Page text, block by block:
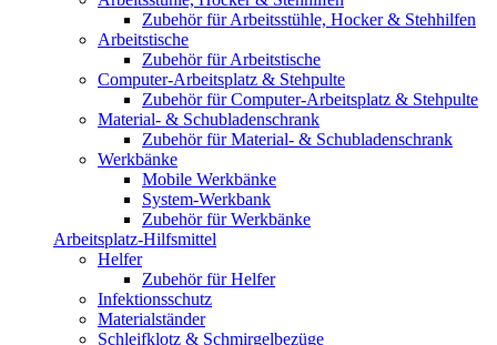
Zubehör für Arbeitsstühle, Hocker & Stehhilfen
Arbeitstische
Zubehör für Arbeitstische
Computer-Arbeitsplatz & Stehpulte
Zubehör für Computer-Arbeitsplatz & Stehpulte
Material- & Schubladenschrank
Zubehör für Material- & Schubladenschrank
Werkbänke
Mobile Werkbänke
System-Werkbank
Zubehör für Werkbänke
Arbeitsplatz-Hilfsmittel
Helfer
Zubehör für Helfer
Infektionsschutz
Materialständer
Schleifklotz & Schmirgelbezüge